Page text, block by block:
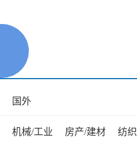
国外
机械/工业 房产/建材 纺